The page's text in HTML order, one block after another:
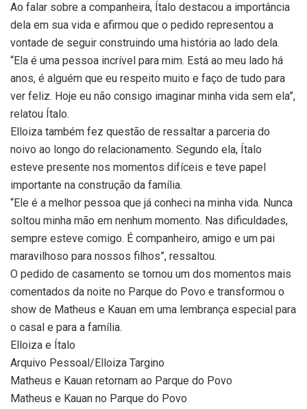
Ao falar sobre a companheira, Ítalo destacou a importância
dela em sua vida e afirmou que o pedido representou a
vontade de seguir construindo uma história ao lado dela.
“Ela é uma pessoa incrível para mim. Está ao meu lado há
anos, é alguém que eu respeito muito e faço de tudo para
ver feliz. Hoje eu não consigo imaginar minha vida sem ela”,
relatou Ítalo.
Elloiza também fez questão de ressaltar a parceria do
noivo ao longo do relacionamento. Segundo ela, Ítalo
esteve presente nos momentos difíceis e teve papel
importante na construção da família.
“Ele é a melhor pessoa que já conheci na minha vida. Nunca
soltou minha mão em nenhum momento. Nas dificuldades,
sempre esteve comigo. É companheiro, amigo e um pai
maravilhoso para nossos filhos”, ressaltou.
O pedido de casamento se tornou um dos momentos mais
comentados da noite no Parque do Povo e transformou o
show de Matheus e Kauan em uma lembrança especial para
o casal e para a família.
Elloiza e Ítalo
Arquivo Pessoal/Elloiza Targino
Matheus e Kauan retornam ao Parque do Povo
Matheus e Kauan no Parque do Povo